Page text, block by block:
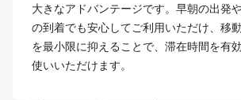
大きなアドバンテージです。早朝の出発
の到着でも安心してご利用いただけ、移
を最小限に抑えることで、滞在時間を有
使いいただけます。